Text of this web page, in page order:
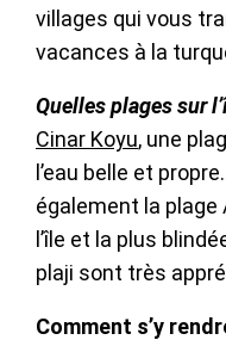
villages qui vous
vacances à la
Quelles plages sur
Cinar Koyu, une
l’eau belle et
également la plage
l’île et la plus
plaji sont très
Comment s’y